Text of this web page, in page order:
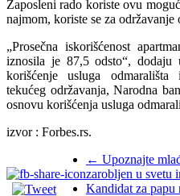
Zaposleni rado koriste ovu
najmom, koriste se za održavanje
„Prosečna iskorišćenost
iznosila je 87,5 odsto“,
korišćenje usluga
tekućeg održavanja, Narodna
osnovu korišćenja usluga
izvor : Forbes.rs.
← Upoznajte
zarobljen u svetu
Kandidat za papu